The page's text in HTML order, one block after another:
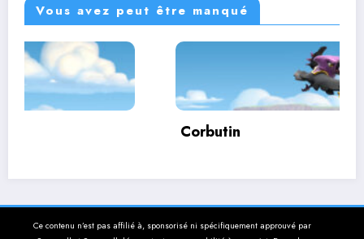
Vous avez peut être manqué
Ce contenu n’est pas affilié à, sponsorisé ni spécifiquement approuvé par